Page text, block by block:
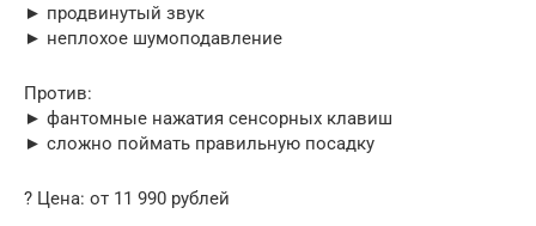
► продвинутый звук
► неплохое шумоподавление
Против:
► фантомные нажатия сенсорных клавиш
► сложно поймать правильную посадку
? Цена: от 11 990 рублей